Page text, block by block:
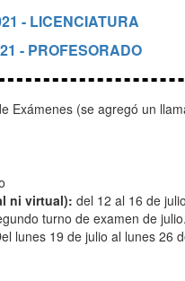
- LICENCIATURA
- PROFESORADO
Exámenes (se agregó un
ni virtual): del 12 al 16 de julio
turno de examen de julio.
lunes 19 de julio al lunes 26